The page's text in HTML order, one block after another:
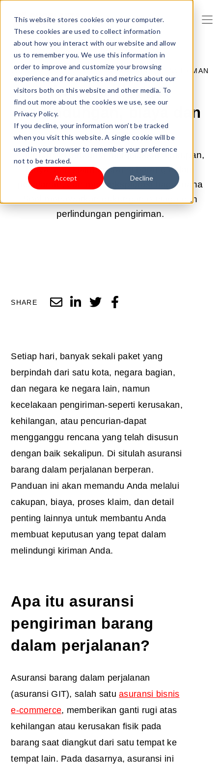
This website stores cookies on your computer.
These cookies are used to collect information
about how you interact with our website and allow
us to remember you. We use this information in
order to improve and customize your browsing
experience and for analytics and metrics about our
visitors both on this website and other media. To
find out more about the cookies we use, see our
Privacy Policy.
If you decline, your information won’t be tracked
when you visit this website. A single cookie will be
used in your browser to remember your preference
not to be tracked.
Accept Decline
2025 JUL 1 21:00:00 |PEMBAYARAN & PENGIRIMAN
Asuransi kargo:
perlindungan, biaya dan
klaim
Panduan ini terutama menjelaskan cakupan,
biaya, dan klaim asuransi barang dalam
perjalanan, dan mengeksplorasi bagaimana
Seel menawarkan dukungan e-niaga dan
perlindungan pengiriman.
SHARE
Setiap hari, banyak sekali paket yang
berpindah dari satu kota, negara bagian,
dan negara ke negara lain, namun
kecelakaan pengiriman-seperti kerusakan,
kehilangan, atau pencurian-dapat
mengganggu rencana yang telah disusun
dengan baik sekalipun. Di situlah asuransi
barang dalam perjalanan berperan.
Panduan ini akan memandu Anda melalui
cakupan, biaya, proses klaim, dan detail
penting lainnya untuk membantu Anda
membuat keputusan yang tepat dalam
melindungi kiriman Anda.
Apa itu asuransi
pengiriman barang
dalam perjalanan?
Asuransi barang dalam perjalanan
(asuransi GIT), salah satuasuransi bisnis
e-commerce, memberikan ganti rugi atas
kehilangan atau kerusakan fisik pada
barang saat diangkut dari satu tempat ke
tempat lain. Pada dasarnya, asuransi ini